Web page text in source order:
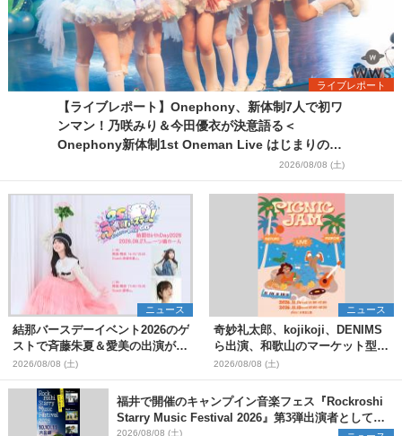
ライブレポート
【ライブレポート】Onephony、新体制7人で初ワ
ンマン！乃咲みり＆今田優衣が決意語る＜
Onephony新体制1st Oneman Live はじまりの夏
2026/08/08 (土)
ニュース
結那バースデーイベント2026のゲ
ストで斉藤朱夏＆愛美の出演が決
定
2026/08/08 (土)
ニュース
奇妙礼太郎、kojikoji、DENIMS
ら出演、和歌山のマーケット型野
外イベント『PICNIC JAM
2026』早割チケット発売開始
2026/08/08 (土)
福井で開催のキャンプイン音楽フェス『Rockroshi
Starry Music Festival 2026』第3弾出演者として
2026/08/08 (土)